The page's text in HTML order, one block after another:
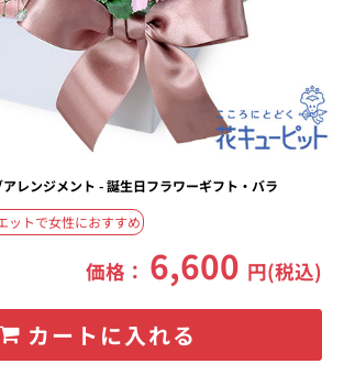
レンジメント - 誕生日フラワーギフト・バラ
ットで女性におすすめ
価格： 6,600 円(税込)
カートに入れる